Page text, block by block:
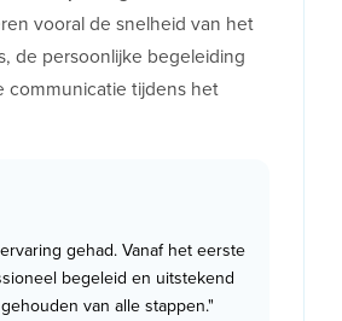
vooral de snelheid van het
de persoonlijke begeleiding
communicatie tijdens het
gehad. Vanaf het eerste
begeleid en uitstekend
van alle stappen."